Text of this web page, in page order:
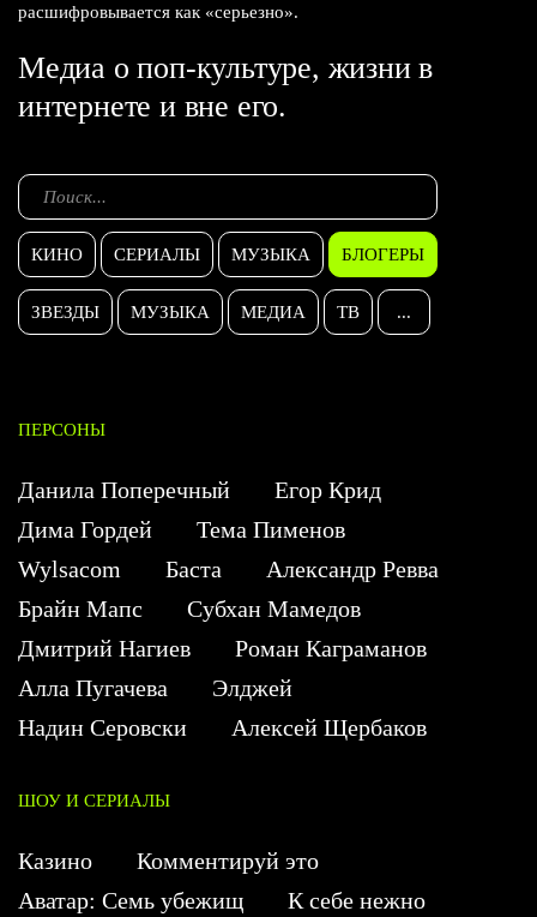
расшифровывается как «серьезно».
Медиа о поп-культуре, жизни в
интернете и вне его.
КИНО СЕРИАЛЫ МУЗЫКА БЛОГЕРЫ
ЗВЕЗДЫ МУЗЫКА МЕДИА ТВ ...
ПЕРСОНЫ
Данила Поперечный
Егор Крид
Дима Гордей
Тема Пименов
Wylsacom
Баста
Александр Ревва
Брайн Мапс
Субхан Мамедов
Дмитрий Нагиев
Роман Каграманов
Алла Пугачева
Элджей
Надин Серовски
Алексей Щербаков
ШОУ И СЕРИАЛЫ
Казино
Комментируй это
Аватар: Семь убежищ
К себе нежно